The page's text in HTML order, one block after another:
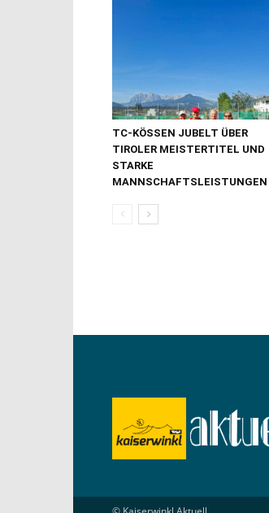
TC-KÖSSEN JUBELT ÜBER
TIROLER MEISTERTITEL UND
STARKE
MANNSCHAFTSLEISTUNGEN